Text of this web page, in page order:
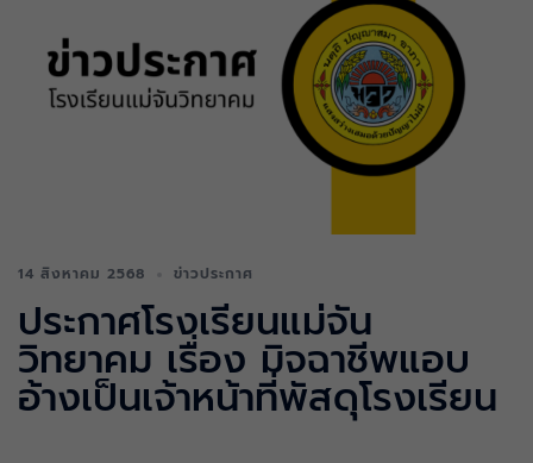
14 สิงหาคม 2568 ข่าวประกาศ
ประกาศโรงเรียนแม่จัน
วิทยาคม เรื่อง มิจฉาชีพแอบ
อ้างเป็นเจ้าหน้าที่พัสดุโรงเรียน